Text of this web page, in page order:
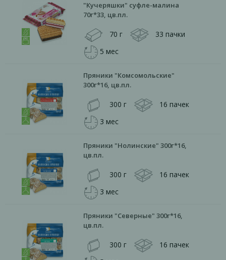
"Кучеряшки" суфле-малина
70г*33, цв.пл.
70 г
33 пачки
5 мес
Пряники "Комсомольские"
300г*16, цв.пл.
300 г
16 пачек
3 мес
Пряники "Нолинские" 300г*16,
цв.пл.
300 г
16 пачек
3 мес
Пряники "Северные" 300г*16,
цв.пл.
300 г
16 пачек